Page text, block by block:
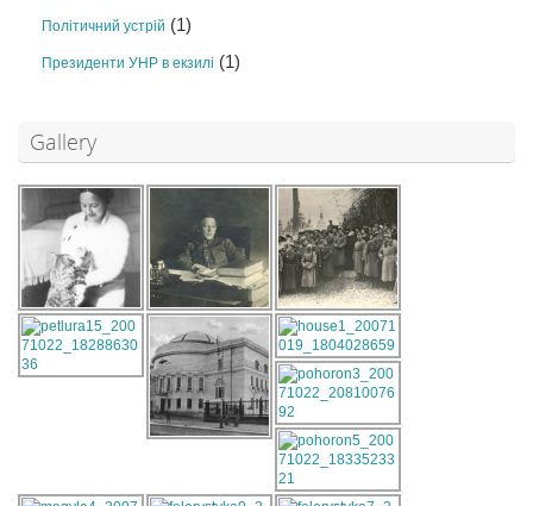
Політичний устрій (1)
Президенти УНР в екзилі (1)
Gallery